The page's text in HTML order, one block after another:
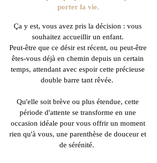
porter la vie.
Ça y est, vous avez pris la décision : vous
souhaitez accueillir un enfant.
Peut-être que ce désir est récent, ou peut-être
êtes-vous déjà en chemin depuis un certain
temps, attendant avec espoir cette précieuse
double barre tant rêvée.
Qu'elle soit brève ou plus étendue, cette
période d'attente se transforme en une
occasion idéale pour vous offrir un moment
rien qu'à vous, une parenthèse de douceur et
de sérénité.